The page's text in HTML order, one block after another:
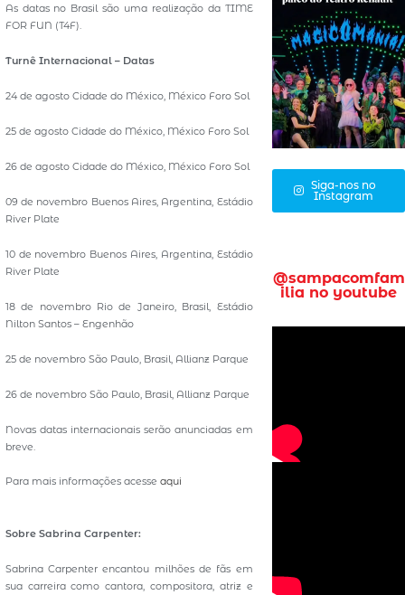
As datas no Brasil são uma realização da TIME
FOR FUN (T4F).
Turnê Internacional – Datas
24 de agosto Cidade do México, México Foro Sol
25 de agosto Cidade do México, México Foro Sol
26 de agosto Cidade do México, México Foro Sol
09 de novembro Buenos Aires, Argentina, Estádio
River Plate
10 de novembro Buenos Aires, Argentina, Estádio
River Plate
18 de novembro Rio de Janeiro, Brasil, Estádio
Nilton Santos – Engenhão
25 de novembro São Paulo, Brasil, Allianz Parque
26 de novembro São Paulo, Brasil, Allianz Parque
Novas datas internacionais serão anunciadas em
breve.
Para mais informações acesse aqui
Sobre Sabrina Carpenter:
Sabrina Carpenter encantou milhões de fãs em
sua carreira como cantora, compositora, atriz e
Siga-nos no
Instagram
@sampacomfam
ilia no youtube